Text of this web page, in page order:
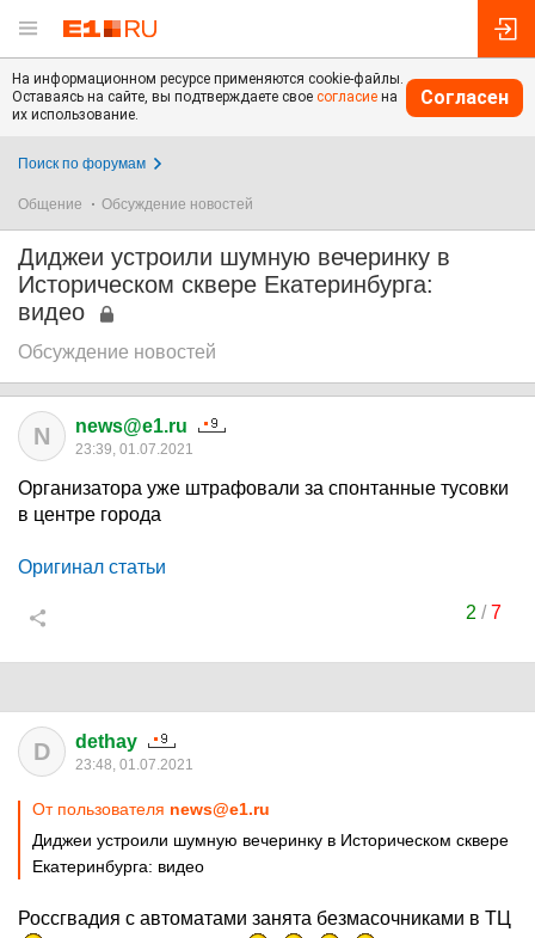
На информационном ресурсе применяются cookie-файлы.
Оставаясь на сайте, вы подтверждаете свое согласие на
их использование.
Согласен
Поиск по форумам
Общение Обсуждение новостей
Диджеи устроили шумную вечеринку в
Историческом сквере Екатеринбурга:
видео
Обсуждение новостей
N news@e1.ru
23:39, 01.07.2021
Организатора уже штрафовали за спонтанные тусовки
в центре города
Оригинал статьи
2 /7
D dethay
23:48, 01.07.2021
От пользователя news@e1.ru
Диджеи устроили шумную вечеринку в Историческом сквере
Екатеринбурга: видео
Россгвадия с автоматами занята безмасочниками в ТЦ